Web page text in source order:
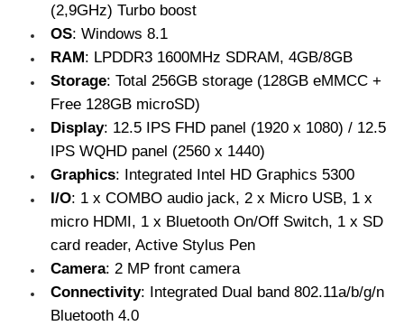
(2,9GHz) Turbo boost
OS: Windows 8.1
RAM : LPDDR3 1600MHz SDRAM, 4GB/8GB
Storage: Total 256GB storage (128GB eMMCC +
Free 128GB microSD)
Display: 12.5 IPS FHD panel (1920 x 1080) / 12.5
IPS WQHD panel (2560 x 1440)
Graphics: Integrated Intel HD Graphics 5300
I/O: 1 x COMBO audio jack, 2 x Micro USB, 1 x
micro HDMI, 1 x Bluetooth On/Off Switch, 1 x SD
card reader, Active Stylus Pen
Camera: 2 MP front camera
Connectivity: Integrated Dual band 802.11a/b/g/n
Bluetooth 4.0